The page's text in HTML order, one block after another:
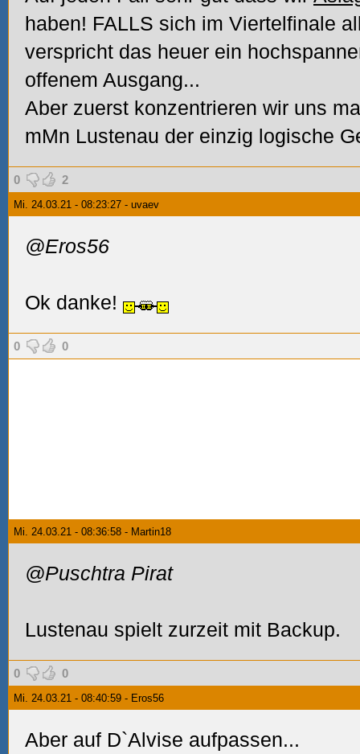
haben! FALLS sich im Viertelfinale
verspricht das heuer ein
offenem Ausgang...
Aber zuerst konzentrieren wir uns
mMn Lustenau der einzig logische
0 2
Mi. 24.03.21 - 08:23:27 - uvaev
@Eros56
Ok danke!
0 0
Mi. 24.03.21 - 08:36:58 - Martin18
@Puschtra Pirat
Lustenau spielt zurzeit mit Backup.
0 0
Mi. 24.03.21 - 08:40:59 - Eros56
Aber auf D`Alvise aufpassen...